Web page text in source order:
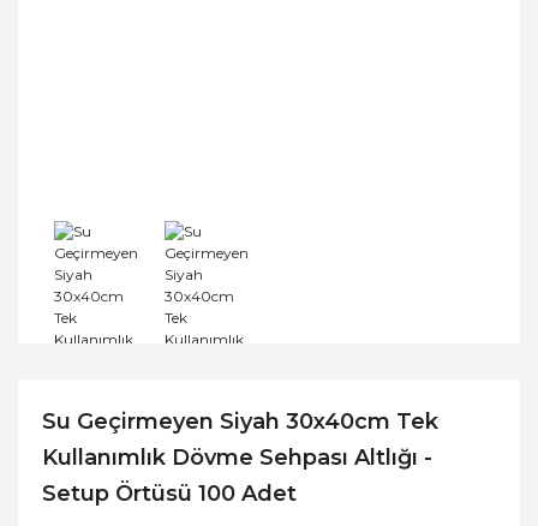
Su Geçirmeyen Siyah 30x40cm Tek
Kullanımlık Dövme Sehpası Altlığı -
Setup Örtüsü 100 Adet